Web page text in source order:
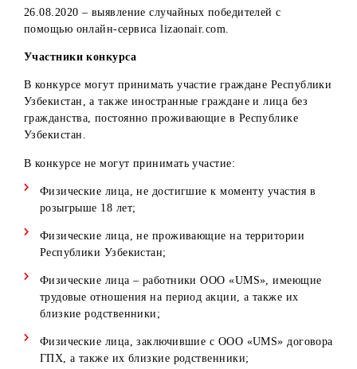
25.08.2020 – проверка участников и выполнение ими
26.08.2020 – выявление случайных победителей с
помощью онлайн-сервиса lizaonair.com.
Участники конкурса
В конкурсе могут принимать участие граждане
гражданства, постоянно проживающие в Республике
Узбекистан.
В конкурсе не могут принимать участие:
Физические лица, не достигшие к моменту участия в
розыгрыше 18 лет;
Республики Узбекистан;